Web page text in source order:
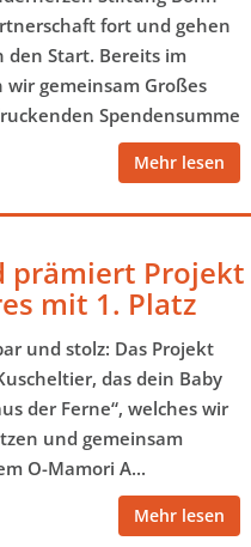
fort und gehen
den Start. Bereits im
gemeinsam Großes
Spendensumme
Mehr lesen
prämiert Projekt
mit 1. Platz
und stolz: Das Projekt
das dein Baby
der Ferne“, welches wir
und gemeinsam
O-Mamori A...
Mehr lesen